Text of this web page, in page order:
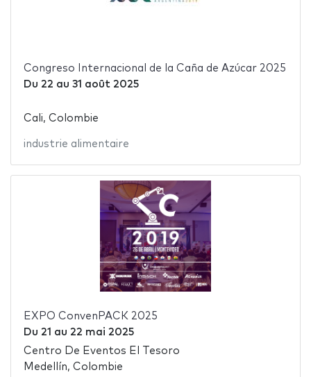
Congreso Internacional de la Caña de Azúcar 2025
Du 22 au 31 août 2025
Cali, Colombie
industrie alimentaire
EXPO ConvenPACK 2025
Du 21 au 22 mai 2025
Centro De Eventos El Tesoro
Medellín, Colombie